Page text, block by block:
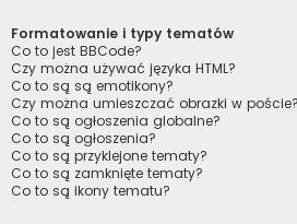
Formatowanie i typy tematów
Co to jest BBCode?
Czy można używać języka HTML?
Co to są są emotikony?
Czy można umieszczać obrazki w poście?
Co to są ogłoszenia globalne?
Co to są ogłoszenia?
Co to są przyklejone tematy?
Co to są zamknięte tematy?
Co to są ikony tematu?